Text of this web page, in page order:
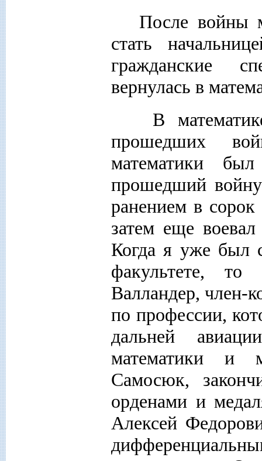
После войны
стать
гражданские
вернулась в
В
прошедших
математики
прошедший
ранением в
затем еще
Когда я уже был
факультете,
Валландер, член-
по профессии,
дальней
математики и
Самосюк,
орденами и
Алексей